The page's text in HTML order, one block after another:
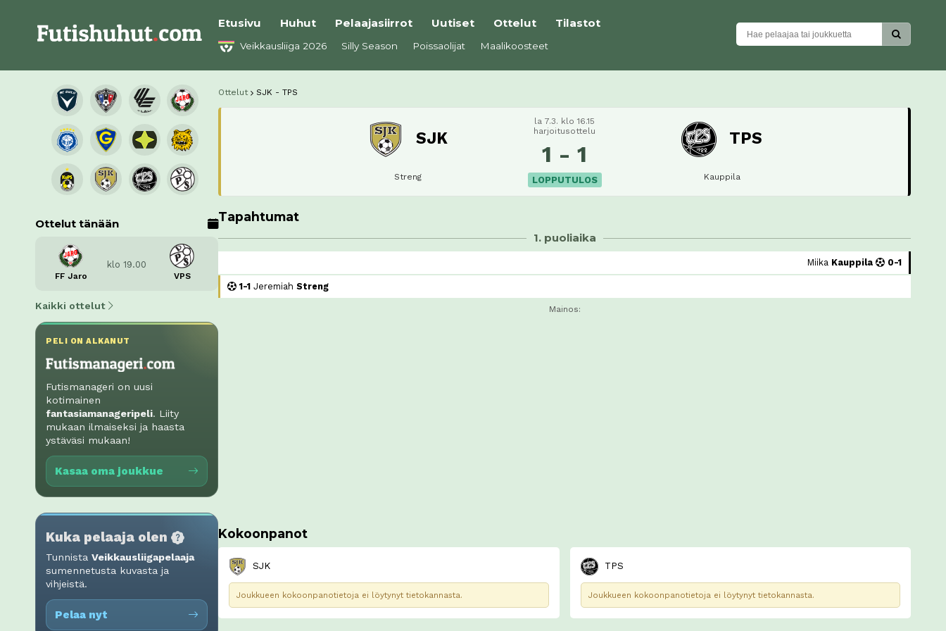
Etusivu Huhut Pelaajasiirrot Uutiset Ottelut Tilastot
Veikkausliiga 2026 Silly Season Poissaolijat Maalikoosteet
Ottelut tänään
FF Jaro
klo 19.00
VPS
Kaikki ottelut
PELI ON ALKANUT
Futismanageri on uusi
kotimainen
fantasiamanageripeli. Liity
mukaan ilmaiseksi ja haasta
ystäväsi mukaan!
Kasaa oma joukkue
Kuka pelaaja olen
Tunnista Veikkausliigapelaaja
sumennetusta kuvasta ja
vihjeistä.
Pelaa nyt
Ottelut SJK - TPS
SJK
Streng
la 7.3. klo 16.15
harjoitusottelu
1 - 1
LOPPUTULOS
TPS
Kauppila
Tapahtumat
1. puoliaika
Miika Kauppila 0-1
1-1 Jeremiah Streng
Mainos:
Kokoonpanot
SJK
Joukkueen kokoonpanotietoja ei löytynyt tietokannasta.
TPS
Joukkueen kokoonpanotietoja ei löytynyt tietokannasta.